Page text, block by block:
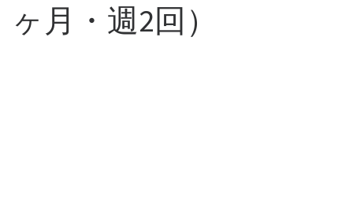
ヶ月・週2回）